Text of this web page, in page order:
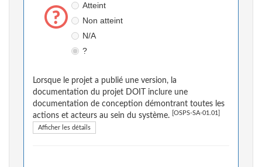
Atteint
Non atteint
N/A
?
Lorsque le projet a publié une version, la
documentation du projet DOIT inclure une
documentation de conception démontrant toutes les
actions et acteurs au sein du système.
[OSPS-SA-01.01]
Afficher les détails